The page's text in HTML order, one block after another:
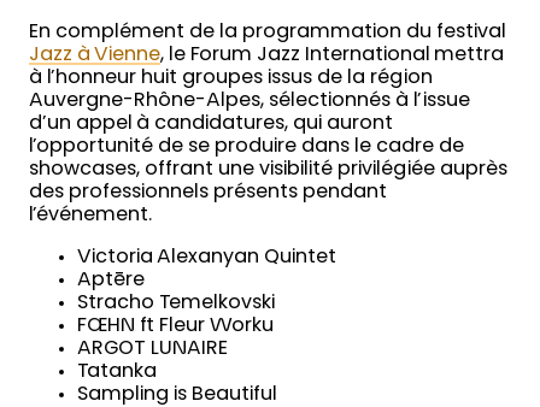
En complément de la programmation du festival
Jazz à Vienne, le Forum Jazz International mettra
à l’honneur huit groupes issus de la région
Auvergne-Rhône-Alpes, sélectionnés à l’issue
d’un appel à candidatures, qui auront
l’opportunité de se produire dans le cadre de
showcases, offrant une visibilité privilégiée auprès
des professionnels présents pendant
l’événement.
Victoria Alexanyan Quintet
Aptēre
Stracho Temelkovski
FŒHN ft Fleur Worku
ARGOT LUNAIRE
Tatanka
Sampling is Beautiful